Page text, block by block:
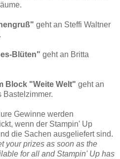
geht an Steffi Waltner
Blüten" geht an Britta
Block "Weite Welt" geht an
Bastelzimmer.
Gewinne werden
wenn der Stampin' Up
die Sachen ausgeliefert sind.
your prizes as soon as the
for all and Stampin' Up has